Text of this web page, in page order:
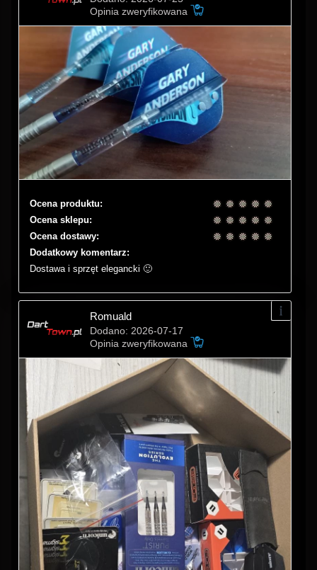
Opinia zweryfikowana
Ocena produktu:
Ocena sklepu:
Ocena dostawy:
Dodatkowy komentarz:
Dostawa i sprzęt elegancki 🙂
Romuald
Dodano: 2026-07-17
Opinia zweryfikowana